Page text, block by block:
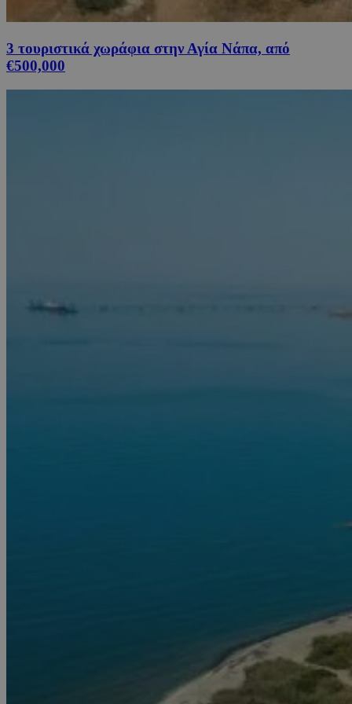
3 τουριστικά χωράφια στην Αγία Νάπα, από
€500,000